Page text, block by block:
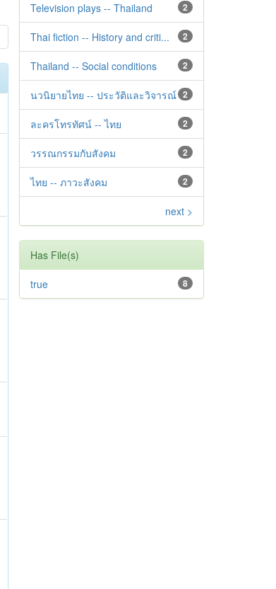
2
Television plays -- Thailand
2
Thai fiction -- History and criti...
2
Thailand -- Social conditions
2
นวนิยายไทย -- ประวัติและวิจารณ์
2
ละครโทรทัศน์ -- ไทย
2
วรรณกรรมกับสังคม
2
ไทย -- ภาวะสังคม
next >
Has File(s)
8
true